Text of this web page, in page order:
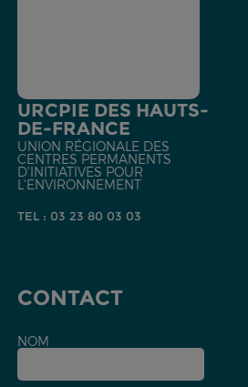
URCPIE DES HAUTS-
DE-FRANCE
UNION RÉGIONALE DES
CENTRES PERMANENTS
D'INITIATIVES POUR
L'ENVIRONNEMENT
TEL : 03 23 80 03 03
CONTACT
NOM